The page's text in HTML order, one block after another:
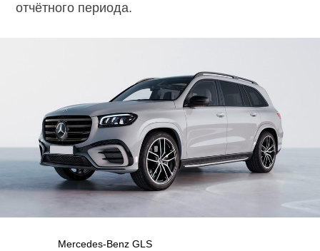
отчётного периода.
Mercedes-Benz GLS